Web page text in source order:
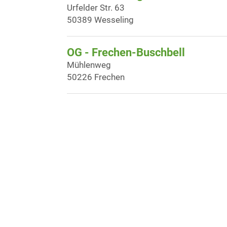
Urfelder Str. 63
50389 Wesseling
OG - Frechen-Buschbell
Mühlenweg
50226 Frechen